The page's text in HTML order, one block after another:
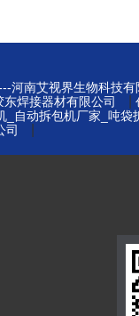
河南艾视界生物科技有
焊接器材有限公司
_自动拆包机厂家_吨袋
司